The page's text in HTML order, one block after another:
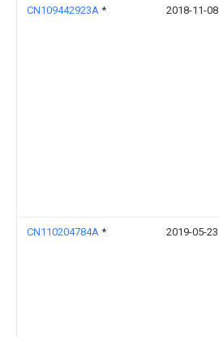
CN109442923A * 2018-11-08
CN110204784A * 2019-05-23